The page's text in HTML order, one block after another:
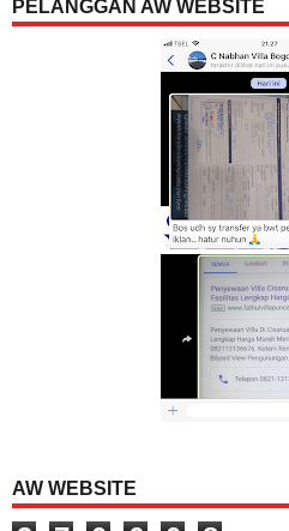
PELANGGAN AW WEBSITE
AW WEBSITE